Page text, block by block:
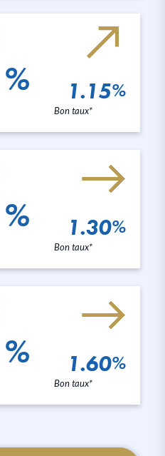
% 1.15%
Bon taux*
% 1.30%
Bon taux*
% 1.60%
Bon taux*